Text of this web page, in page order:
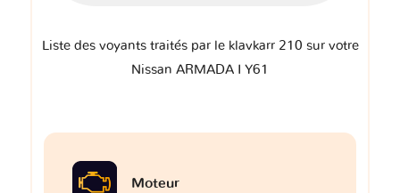
Liste des voyants traités par le klavkarr 210 sur votre
Nissan ARMADA I Y61
Moteur